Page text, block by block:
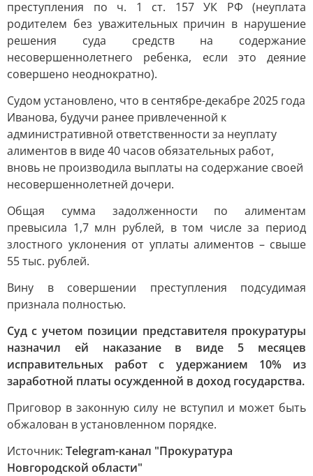
преступления по ч. 1 ст. 157 УК РФ (неуплата
родителем без уважительных причин в нарушение
решения суда средств на содержание
несовершеннолетнего ребенка, если это деяние
совершено неоднократно).
Судом установлено, что в сентябре-декабре 2025 года
Иванова, будучи ранее привлеченной к
административной ответственности за неуплату
алиментов в виде 40 часов обязательных работ,
вновь не производила выплаты на содержание своей
несовершеннолетней дочери.
Общая сумма задолженности по алиментам
превысила 1,7 млн рублей, в том числе за период
злостного уклонения от уплаты алиментов – свыше
55 тыс. рублей.
Вину в совершении преступления подсудимая
признала полностью.
Суд с учетом позиции представителя прокуратуры
назначил ей наказание в виде 5 месяцев
исправительных работ с удержанием 10% из
заработной платы осужденной в доход государства.
Приговор в законную силу не вступил и может быть
обжалован в установленном порядке.
Источник: Telegram-канал "Прокуратура
Новгородской области"